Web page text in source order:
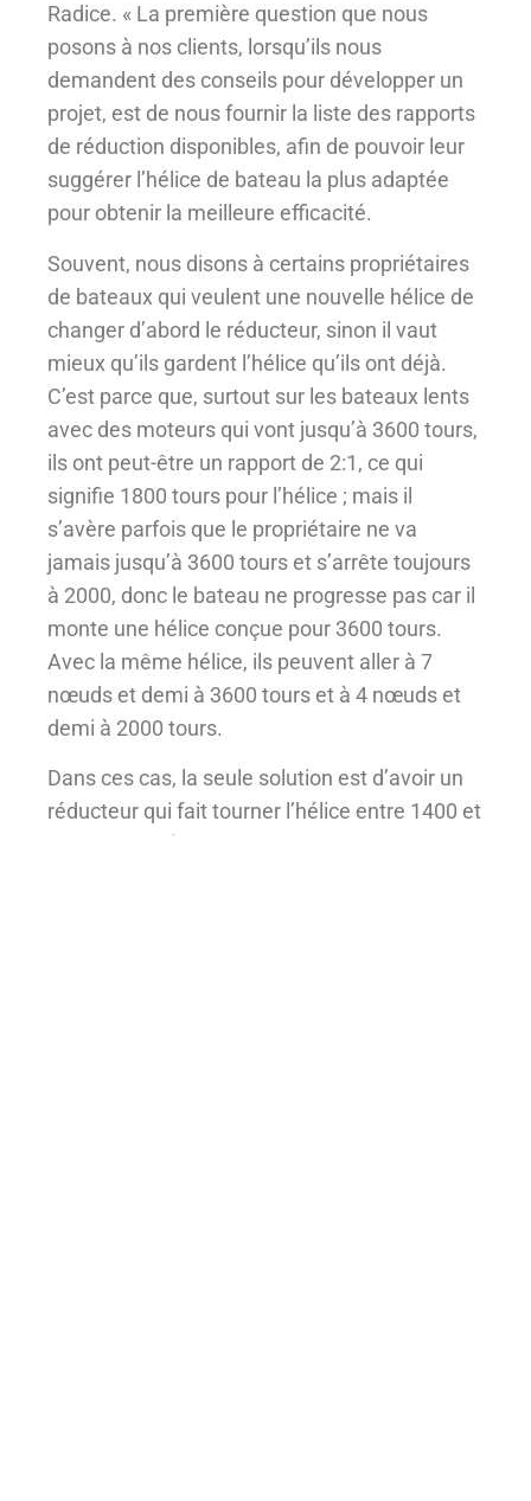
Radice. « La première question que nous
posons à nos clients, lorsqu’ils nous
demandent des conseils pour développer un
projet, est de nous fournir la liste des rapports
de réduction disponibles, afin de pouvoir leur
suggérer l’hélice de bateau la plus adaptée
pour obtenir la meilleure efficacité.
Souvent, nous disons à certains propriétaires
de bateaux qui veulent une nouvelle hélice de
changer d’abord le réducteur, sinon il vaut
mieux qu’ils gardent l’hélice qu’ils ont déjà.
C’est parce que, surtout sur les bateaux lents
avec des moteurs qui vont jusqu’à 3600 tours,
ils ont peut-être un rapport de 2:1, ce qui
signifie 1800 tours pour l’hélice ; mais il
s’avère parfois que le propriétaire ne va
jamais jusqu’à 3600 tours et s’arrête toujours
à 2000, donc le bateau ne progresse pas car il
monte une hélice conçue pour 3600 tours.
Avec la même hélice, ils peuvent aller à 7
nœuds et demi à 3600 tours et à 4 nœuds et
demi à 2000 tours.
Dans ces cas, la seule solution est d’avoir un
réducteur qui fait tourner l’hélice entre 1400 et